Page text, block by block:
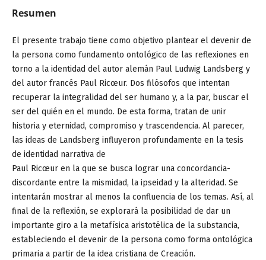
Resumen
El presente trabajo tiene como objetivo plantear el devenir de
la persona como fundamento ontológico de las reflexiones en
torno a la identidad del autor alemán Paul Ludwig Landsberg y
del autor francés Paul Ricœur. Dos filósofos que intentan
recuperar la integralidad del ser humano y, a la par, buscar el
ser del quién en el mundo. De esta forma, tratan de unir
historia y eternidad, compromiso y trascendencia. Al parecer,
las ideas de Landsberg influyeron profundamente en la tesis
de identidad narrativa de
Paul Ricœur en la que se busca lograr una concordancia-
discordante entre la mismidad, la ipseidad y la alteridad. Se
intentarán mostrar al menos la confluencia de los temas. Así, al
final de la reflexión, se explorará la posibilidad de dar un
importante giro a la metafísica aristotélica de la substancia,
estableciendo el devenir de la persona como forma ontológica
primaria a partir de la idea cristiana de Creación.